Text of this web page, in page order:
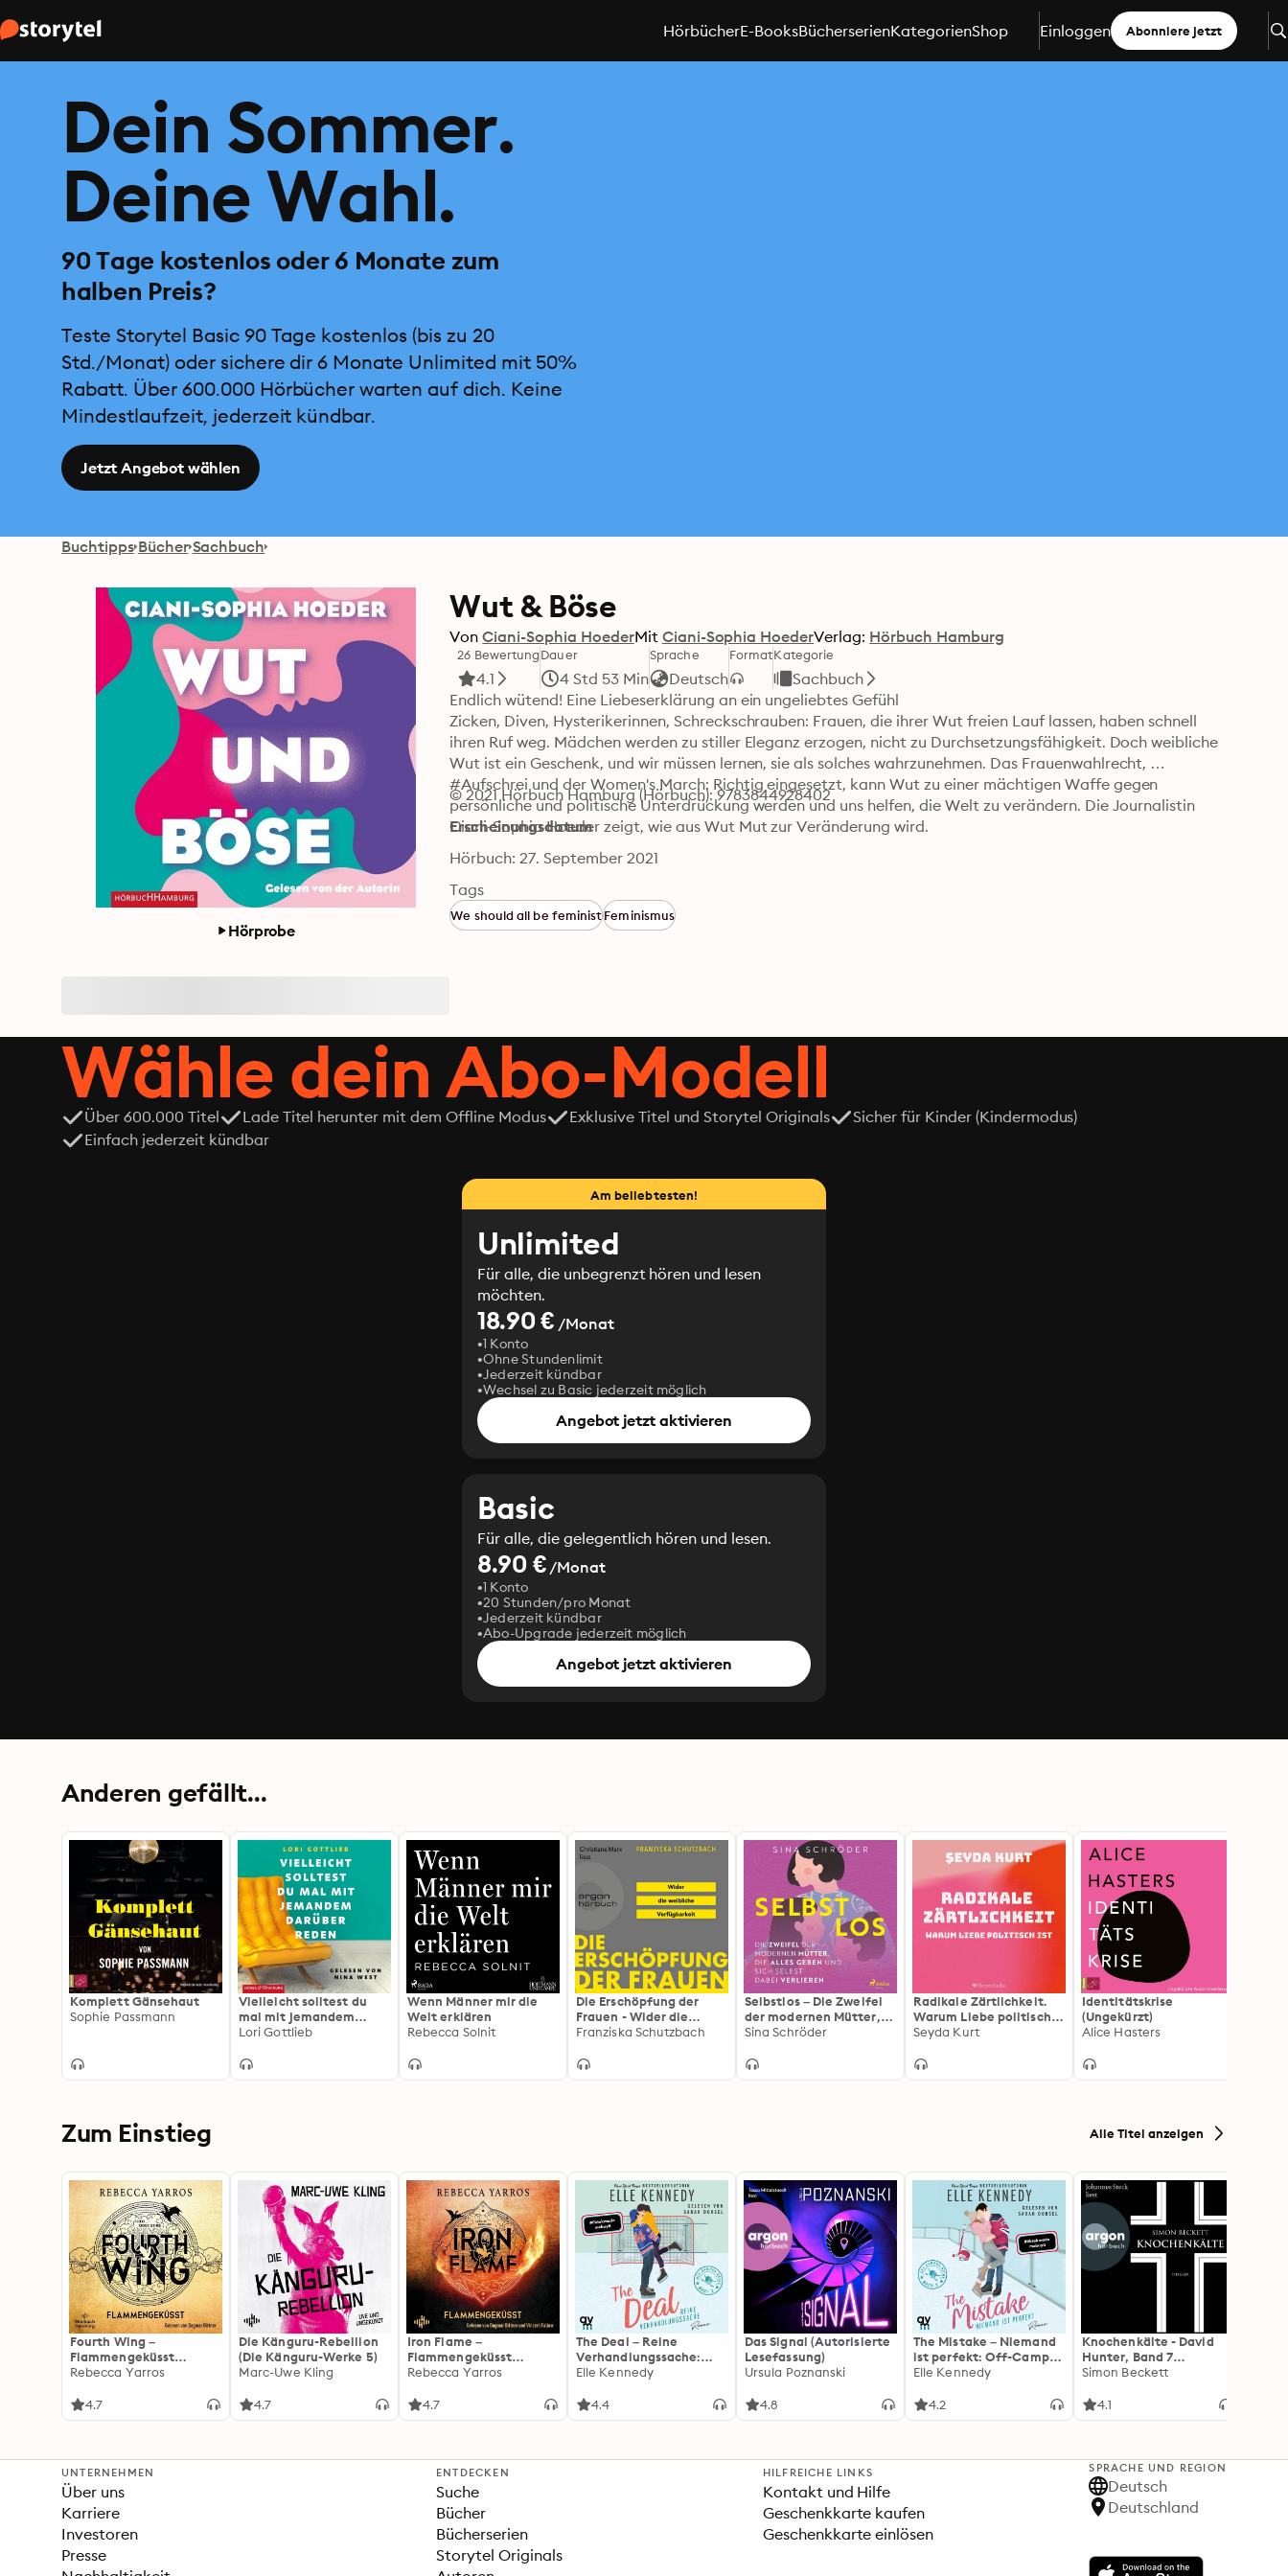
HörbücherE-BooksBücherserienKategorienShop Einloggen Abonniere jetzt
Dein Sommer.
Deine Wahl.
90 Tage kostenlos oder 6 Monate zum
halben Preis?
Teste Storytel Basic 90 Tage kostenlos (bis zu 20
Std./Monat) oder sichere dir 6 Monate Unlimited mit 50%
Rabatt. Über 600.000 Hörbücher warten auf dich. Keine
Mindestlaufzeit, jederzeit kündbar.
Jetzt Angebot wählen
Buchtipps Bücher Sachbuch
Hörprobe
Wut & Böse
Von Ciani-Sophia HoederMit Ciani-Sophia HoederVerlag: Hörbuch Hamburg
26 Bewertung
4.1
Dauer
4 Std 53 Min
Sprache
Deutsch
FormatKategorie
Sachbuch
Endlich wütend! Eine Liebeserklärung an ein ungeliebtes Gefühl
Zicken, Diven, Hysterikerinnen, Schreckschrauben: Frauen, die ihrer Wut freien Lauf lassen, haben schnell
ihren Ruf weg. Mädchen werden zu stiller Eleganz erzogen, nicht zu Durchsetzungsfähigkeit. Doch weibliche
Wut ist ein Geschenk, und wir müssen lernen, sie als solches wahrzunehmen. Das Frauenwahlrecht,
#Aufschrei und der Women's March: Richtig eingesetzt, kann Wut zu einer mächtigen Waffe gegen
persönliche und politische Unterdrückung werden und uns helfen, die Welt zu verändern. Die Journalistin
Ciani-Sophia Hoeder zeigt, wie aus Wut Mut zur Veränderung wird.
© 2021 Hörbuch Hamburg (Hörbuch): 9783844928402
Erscheinungsdatum
Hörbuch: 27. September 2021
Tags
We should all be feministFeminismus
Wähle dein Abo-Modell
Über 600.000 Titel Lade Titel herunter mit dem Offline Modus Exklusive Titel und Storytel Originals
Sicher für Kinder (Kindermodus)
Einfach jederzeit kündbar
Am beliebtesten!
Unlimited
Für alle, die unbegrenzt hören und lesen
möchten.
18.90 € /Monat
1 Konto
Ohne Stundenlimit
Jederzeit kündbar
Wechsel zu Basic jederzeit möglich
Angebot jetzt aktivieren
Basic
Für alle, die gelegentlich hören und lesen.
8.90 €/Monat
1 Konto
20 Stunden/pro Monat
Jederzeit kündbar
Abo-Upgrade jederzeit möglich
Angebot jetzt aktivieren
Anderen gefällt...
Komplett Gänsehaut
Sophie Passmann
Vielleicht solltest du
mal mit jemandem
darüber reden
Lori Gottlieb
Wenn Männer mir die
Welt erklären
Rebecca Solnit
Die Erschöpfung der
Frauen - Wider die
weibliche Verfügbarkeit
Wider die weibliche
Franziska Schutzbach
Selbstlos – Die Zweifel
der modernen Mütter,
die alles geben und sich
Sina Schröder
Radikale Zärtlichkeit.
Warum Liebe politisch
ist (ungekürzt)
Seyda Kurt
Identitätskrise
(Ungekürzt)
Alice Hasters
Zum Einstieg Alle Titel anzeigen
Fourth Wing –
Flammengeküsst
(Flammengeküsst-Reihe
Rebecca Yarros
4.7
Die Känguru-Rebellion
(Die Känguru-Werke 5)
Marc-Uwe Kling
4.7
Iron Flame –
Flammengeküsst
(Flammengeküsst-Reihe
Fortsetzung des
Rebecca Yarros
4.7
The Deal – Reine
Verhandlungssache:
Off-Campus 1 | Roman |
Prickelnde College-
Elle Kennedy
4.4
Das Signal (Autorisierte
Lesefassung)
Ursula Poznanski
4.8
The Mistake – Niemand
ist perfekt: Off-Campus
2 | Roman
Elle Kennedy
4.2
Knochenkälte - David
Hunter, Band 7
(Ungekürzte Lesung)
Simon Beckett
4.1
UNTERNEHMEN
Über uns
Karriere
Investoren
Presse
ENTDECKEN
Suche
Bücher
Bücherserien
Storytel Originals
HILFREICHE LINKS
Kontakt und Hilfe
Geschenkkarte kaufen
Geschenkkarte einlösen
SPRACHE UND REGION
Deutsch
Deutschland